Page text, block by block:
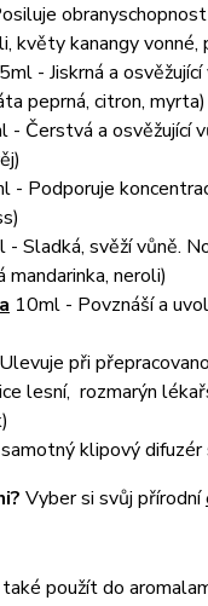
květy kanangy
5ml - Jiskrná a
peprná, citron, myrta)
- Čerstvá a osvěžující
- Podporuje
- Sladká, svěží vůně.
mandarinka, neroli)
10ml - Povznáší a
při
lesní, rozmarýn
klipový difuzér
Vyber si svůj přírodní
použít do